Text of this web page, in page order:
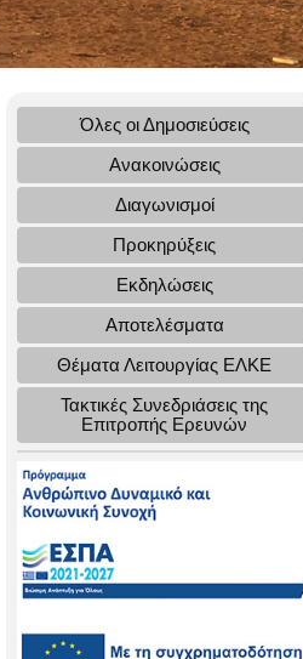
Όλες οι Δημοσιεύσεις
Ανακοινώσεις
Διαγωνισμοί
Προκηρύξεις
Εκδηλώσεις
Αποτελέσματα
Θέματα Λειτουργίας ΕΛΚΕ
Τακτικές Συνεδριάσεις της
Επιτροπής Ερευνών